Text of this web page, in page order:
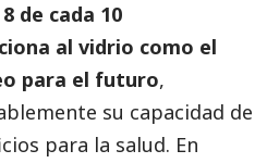
8 de cada 10
al vidrio como el
para el futuro,
su capacidad de
para la salud. En